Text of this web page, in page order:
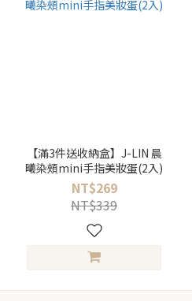
【滿3件送收納盒】J-LIN 晨
曦染頰mini手指美妝蛋(2入)
NT$269
NT$339